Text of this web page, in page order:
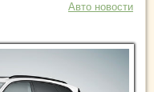
Авто новости